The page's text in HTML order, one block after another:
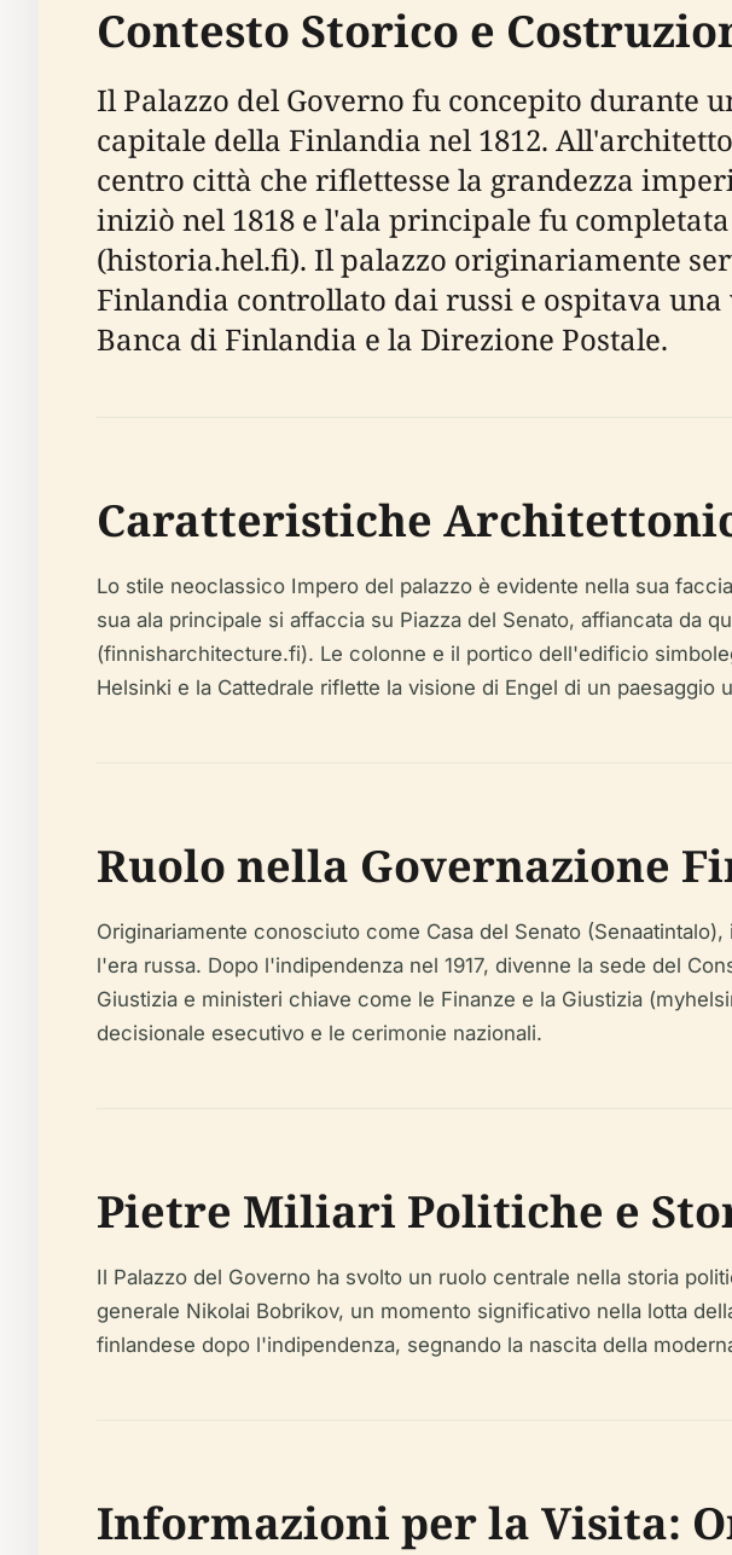
Contesto Storico e
Il Palazzo del Governo fu concepito durante
capitale della Finlandia nel 1812.
centro città che riflettesse la grandezza
iniziò nel 1818 e l'ala principale fu
(historia.hel.fi). Il palazzo originariamente
Finlandia controllato dai russi e ospitava
Banca di Finlandia e la Direzione Postale.
Caratteristiche
Lo stile neoclassico Impero del palazzo è evidente nella sua
sua ala principale si affaccia su Piazza del Senato, affiancata da
(finnisharchitecture.fi). Le colonne e il portico dell'edificio
Helsinki e la Cattedrale riflette la visione di Engel di un
Ruolo nella Governazione
Originariamente conosciuto come Casa del Senato
l'era russa. Dopo l'indipendenza nel 1917, divenne la sede del
Giustizia e ministeri chiave come le Finanze e la Giustizia
decisionale esecutivo e le cerimonie nazionali.
Pietre Miliari Politiche e
Il Palazzo del Governo ha svolto un ruolo centrale nella storia
generale Nikolai Bobrikov, un momento significativo nella lotta
finlandese dopo l'indipendenza, segnando la nascita della
Informazioni per la Visita: